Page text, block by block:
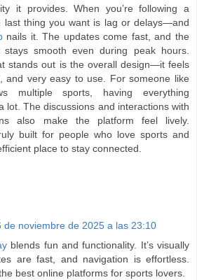
it provides. When you’re following a
last thing you want is lag or delays—and
nails it. The updates come fast, and the
stays smooth even during peak hours.
stands out is the overall design—it feels
and very easy to use. For someone like
multiple sports, having everything
lot. The discussions and interactions with
also make the platform feel lively.
built for people who love sports and
place to stay connected.
de noviembre de 2025 a las 23:10
blends fun and functionality. It’s visually
are fast, and navigation is effortless.
best online platforms for sports lovers.